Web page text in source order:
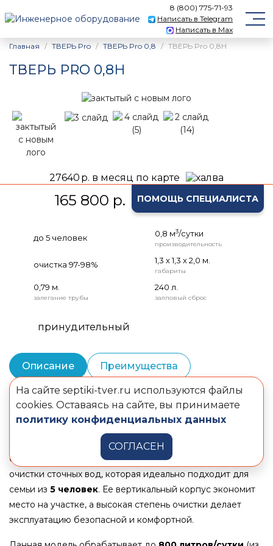
8 (800) 775-71-93
Написать в Telegram
Написать в Max
Главная
ТВЕРЬ Pro ТВЕРЬ Pro 0,8 ТВЕРЬ Pro 0,8Н
ТВЕРЬ PRO 0,8Н
27640 р. в месяц по карте
165 800 р. ПОМОЩЬ СПЕЦИАЛИСТА
до 5 человек 0,8 м3/сутки
производительность
очистка 97-98% 1,3 х 1,3 х 2,0 м.
габариты
0,79 м.
залегание трубы
240 л.
залповый сброс
принудительный
Описание Преимущества
Монтаж и шеф-монтаж Комплектация
Документы
Станция ТВЕРЬ Pro 0,8Н– это современная система
очистки сточных вод, которая идеально подходит для
семьи из 5 человек. Ее вертикальный корпус экономит
место на участке, а высокая степень очистки делает
эксплуатацию безопасной и комфортной.
На сайте septiki-tver.ru используются файлы
cookies. Оставаясь на сайте, вы принимаете
политику конфиденциальных данных
СОГЛАСЕН